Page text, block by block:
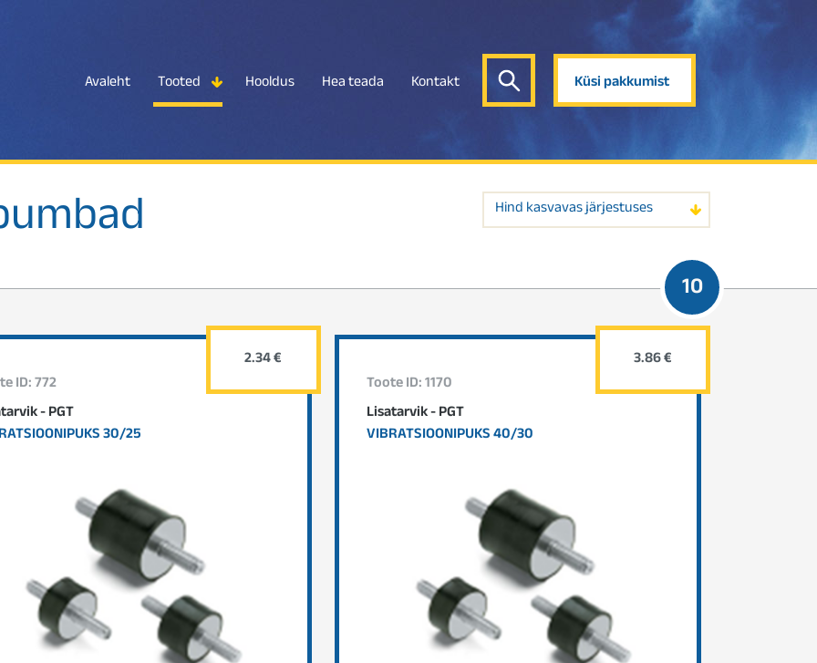
Avaleht Tooted Hooldus Hea teada Kontakt Küsi pakkumist
Hind kasvavas järjestuses
10
ID: 772
- PGT
30/25
2.34 €
Toote ID: 1170
Lisatarvik - PGT
VIBRATSIOONIPUKS 40/30
3.86 €